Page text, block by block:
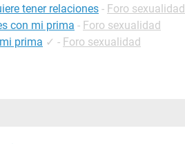
tener relaciones - Foro sexualidad
con mi prima - Foro sexualidad
prima ✓ - Foro sexualidad